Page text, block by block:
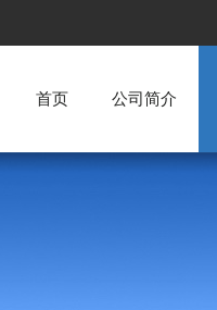
首页 公司简介